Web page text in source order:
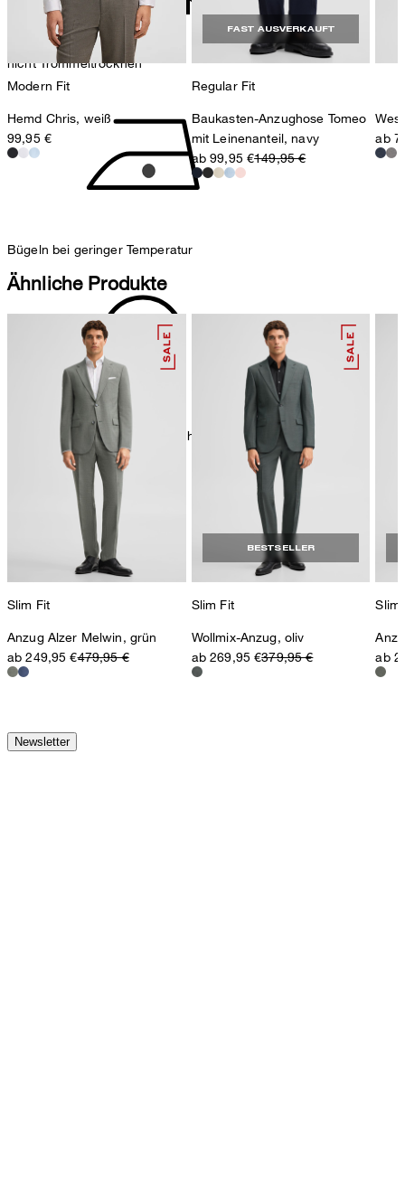
nicht Trommeltrocknen
Bügeln bei geringer Temperatur
chemische Reinigung mit Perchlorethylen, schonend
Modern Fit
Hemd Chris, weiß
99,95 €
FAST AUSVERKAUFT
Regular Fit
Baukasten-Anzughose Tomeo
mit Leinenanteil, navy
ab 99,95 €149,95 €
ab
Ähnliche Produkte
Slim Fit
Anzug Alzer Melwin, grün
ab 249,95 €479,95 €
BESTSELLER
Slim Fit
Wollmix-Anzug, oliv
ab 269,95 €379,95 €
Slim
ab
Newsletter